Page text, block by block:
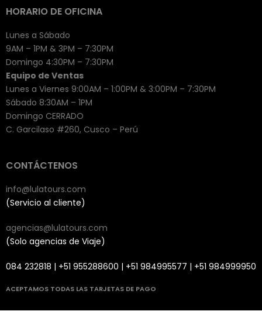
HORARIO DE OFICINA
Lunes a Sábado
9AM – 1PM & 3PM – 7:30PM
Domingo 4:30PM – 7:30PM
Equipo de Ventas
Lunes a Viernes 9:00AM – 1:00PM & 3:00PM – 7:30PM
Sábado 8:30AM – 1PM
Domingo CERRADO
C. Garcilaso #260, Cusco – Perú
CONTÁCTENOS
info@lulatours.com
(Servicio al cliente)
agencias@lulatours.com
(Solo agencias de Viaje)
084 232818 | +51 955288600 | +51 984995577 | +51 984999950
ACEPTAMOS TODAS LAS TARJETAS DE PAGO